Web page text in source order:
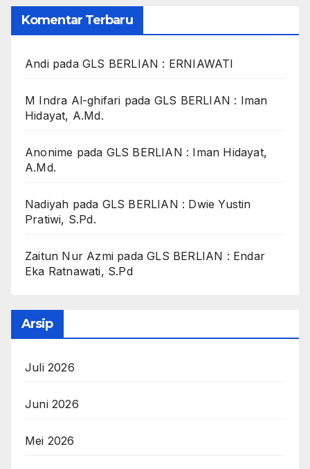
Komentar Terbaru
AndipadaGLS BERLIAN : ERNIAWATI
M Indra Al-ghifari pada GLS BERLIAN : Iman
Hidayat, A.Md.
Anonime pada GLS BERLIAN : Iman Hidayat,
A.Md.
Nadiyah pada GLS BERLIAN : Dwie Yustin
Pratiwi, S.Pd.
Zaitun Nur Azmi padaGLS BERLIAN : Endar
Eka Ratnawati, S.Pd
Arsip
Juli 2026
Juni 2026
Mei 2026